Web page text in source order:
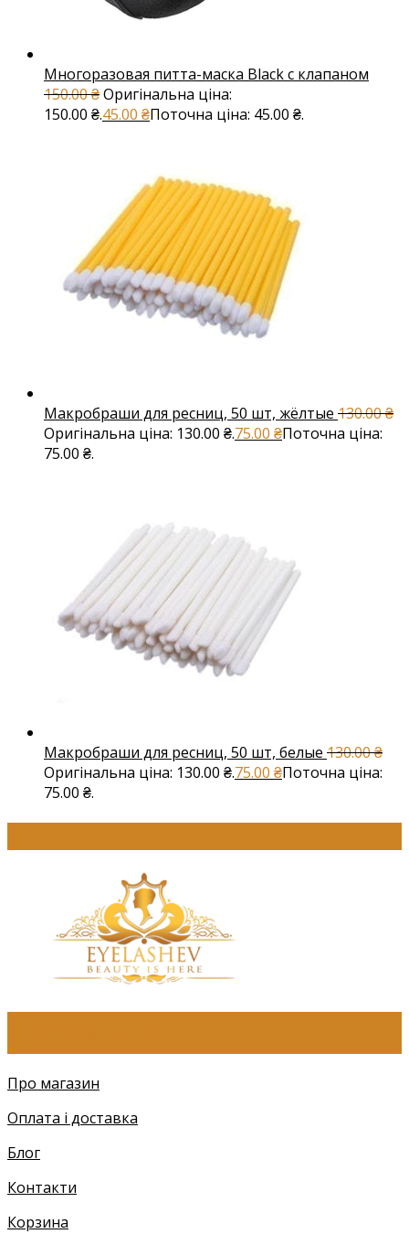
Многоразовая питта-маска Black с клапаном
150.00₴Оригінальна ціна:
150.00 ₴.45.00 ₴Поточна ціна: 45.00 ₴.
Макробраши для ресниц, 50 шт, жёлтые 130.00₴
Оригінальна ціна: 130.00 ₴.75.00 ₴Поточна ціна:
75.00 ₴.
Макробраши для ресниц, 50 шт, белые 130.00₴
Оригінальна ціна: 130.00 ₴.75.00 ₴Поточна ціна:
75.00 ₴.
Про магазин
Оплата і доставка
Блог
Контакти
Корзина